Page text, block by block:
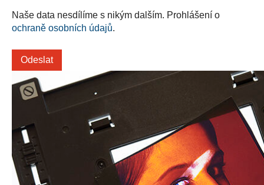
Naše data nesdílíme s nikým dalším. Prohlášení o
ochraně osobních údajů.